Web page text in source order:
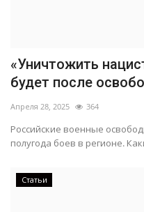
«Уничтожить
будет после
Апреля 28, 2025 364
Российские военные
полугода боев в регионе.
Статьи